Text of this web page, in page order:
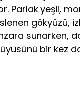
Parlak yeşil,
gökyüzü,
sunarken,
bir kez